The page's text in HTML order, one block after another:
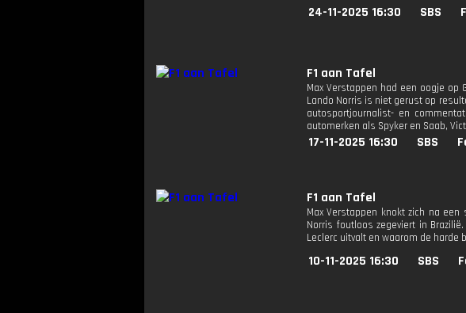
24-11-2025 16:30 SBS
F1 aan Tafel
Max Verstappen had een oogje op
Lando Norris is niet gerust op
autosportjournalist- en
automerken als Spyker en Saab,
17-11-2025 16:30 SBS
F1 aan Tafel
Max Verstappen knokt zich na
Norris foutloos zegeviert in
Leclerc uitvalt en waarom de harde
10-11-2025 16:30 SBS